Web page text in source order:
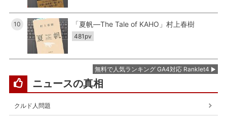
10 「夏帆―The Tale of KAHO」村上春樹
481pv
無料で人気ランキング GA4対応 Ranklet4
ニュースの真相
クルド人問題